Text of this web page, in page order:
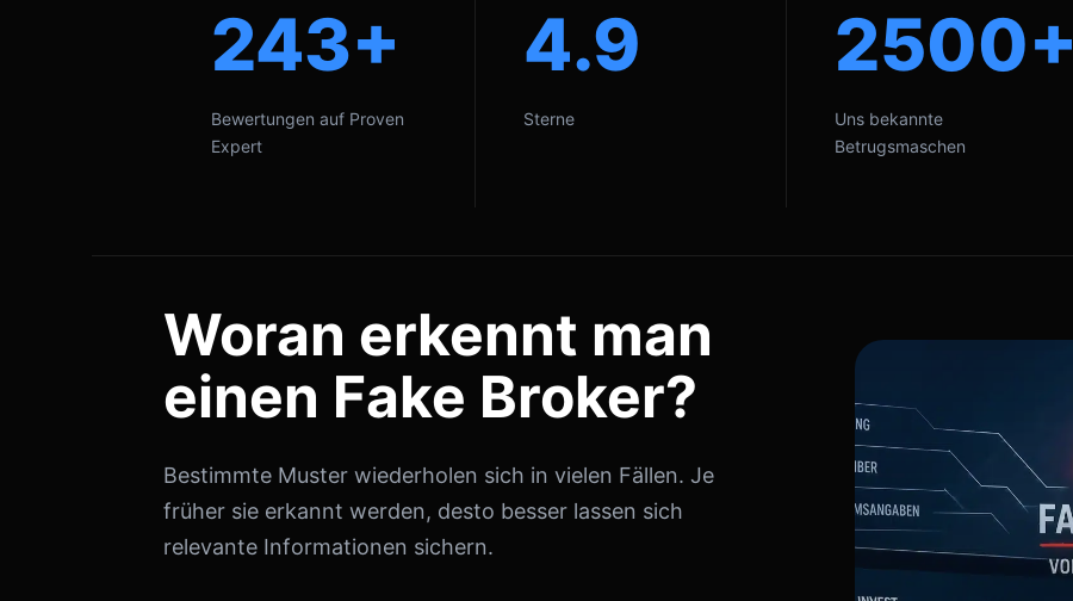
243+
Bewertungen auf Proven
Expert
4.9
Sterne
2500+
Uns bekannte
Betrugsmaschen
Woran erkennt man
einen Fake Broker?
Bestimmte Muster wiederholen sich in vielen Fällen. Je
früher sie erkannt werden, desto besser lassen sich
relevante Informationen sichern.